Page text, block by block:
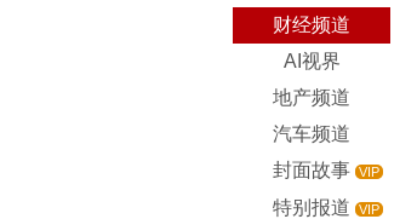
财经频道
AI视界
地产频道
汽车频道
封面故事 VIP
特别报道 VIP